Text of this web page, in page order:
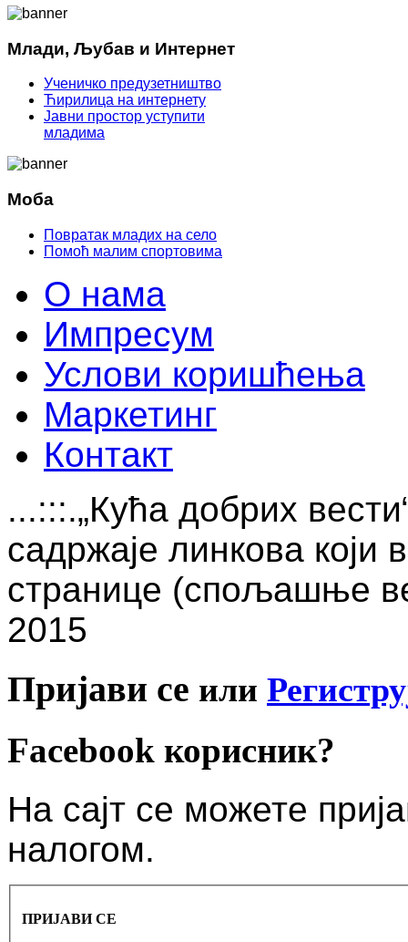
Млади, Љубав и Интернет
Ученичко предузетништво
Ћирилица на интернету
Јавни простор уступити
младима
Моба
Повратак младих на село
Помоћ малим спортовима
О нама
Импресум
Услови коришћења
Маркетинг
Контакт
...:::.„Кућа добрих
садржаје линкова који
странице (спољашње
2015
Пријави се или
Facebook корисник?
На сајт се можете
налогом.
ПРИЈАВИ СЕ